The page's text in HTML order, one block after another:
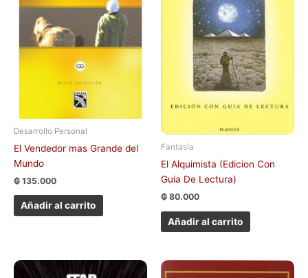
Desarrollo Personal
El Vendedor mas Grande del
Mundo
₲ 135.000
Añadir al carrito
Fantasía
El Alquimista (Edicion Con
Guia De Lectura)
₲ 80.000
Añadir al carrito